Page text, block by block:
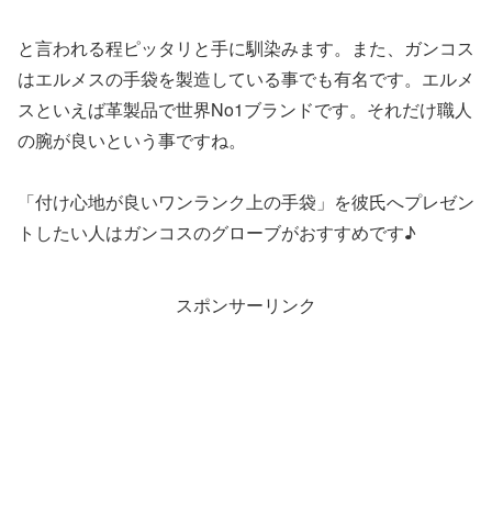
と言われる程ピッタリと手に馴染みます。また、ガンコス
はエルメスの手袋を製造している事でも有名です。エルメ
スといえば革製品で世界No1ブランドです。それだけ職人
の腕が良いという事ですね。
「付け心地が良いワンランク上の手袋」を彼氏へプレゼン
トしたい人はガンコスのグローブがおすすめです♪
スポンサーリンク